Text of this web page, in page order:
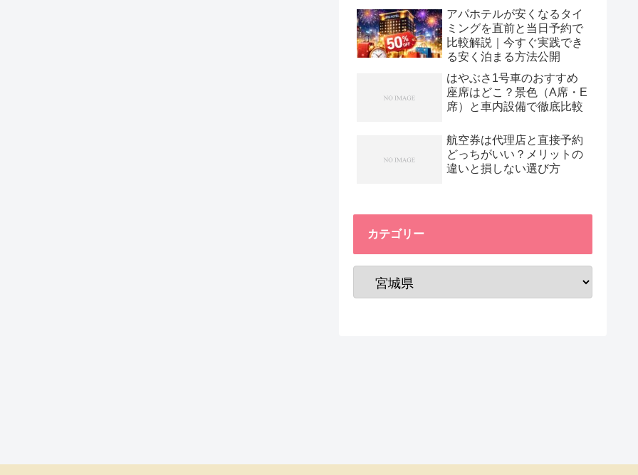
アパホテルが安くなるタイ
ミングを直前と当日予約で
比較解説｜今すぐ実践でき
る安く泊まる方法公開
はやぶさ1号車のおすすめ
座席はどこ？景色（A席・E
席）と車内設備で徹底比較
航空券は代理店と直接予約
どっちがいい？メリットの
違いと損しない選び方
カテゴリー